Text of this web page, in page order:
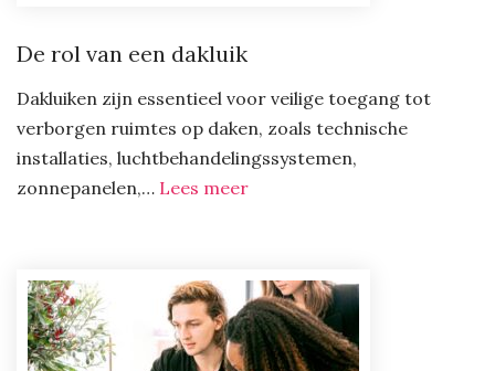
De rol van een dakluik
Dakluiken zijn essentieel voor veilige toegang tot
verborgen ruimtes op daken, zoals technische
installaties, luchtbehandelingssystemen,
zonnepanelen,… Lees meer:
van
een
dakluik